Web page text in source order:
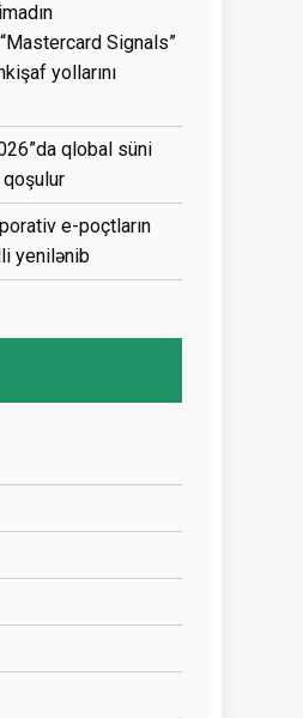
Signals”
yollarını
qlobal süni
e-poçtların
yenilənib